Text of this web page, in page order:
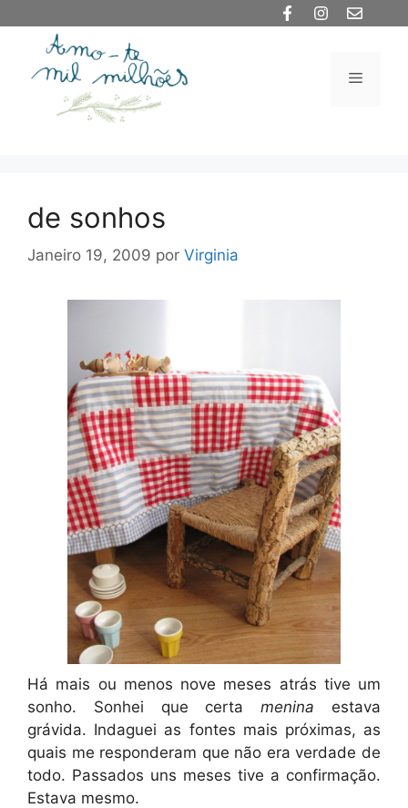
conteúdo
Menu
de sonhos
Janeiro 19, 2009 por Virginia
Há mais ou menos nove meses atrás tive um
sonho. Sonhei que certamenina estava
grávida. Indaguei as fontes mais próximas, as
quais me responderam que não era verdade de
todo. Passados uns meses tive a confirmação.
Estava mesmo.